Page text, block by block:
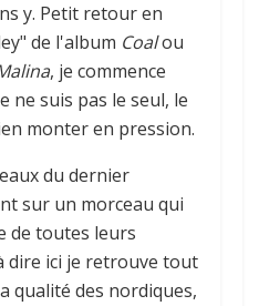
y. Petit retour en
de l'album Coalou
, je commence
ne suis pas le seul, le
monter en pression.
du dernier
sur un morceau qui
de toutes leurs
dire ici je retrouve tout
qualité des nordiques,